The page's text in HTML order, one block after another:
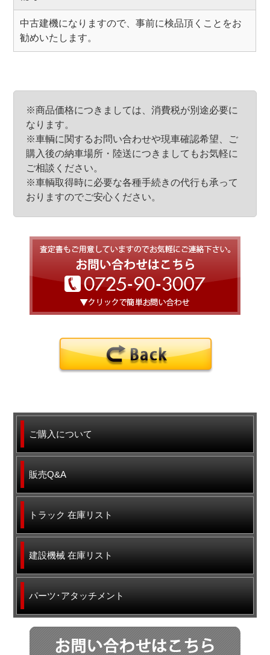
中古建機になりますので、事前に検品頂くことをお
勧めいたします。
※商品価格につきましては、消費税が別途必要に
なります。
※車輌に関するお問い合わせや現車確認希望、ご
購入後の納車場所・陸送につきましてもお気軽に
ご相談ください。
※車輌取得時に必要な各種手続きの代行も承って
おりますのでご安心ください。
ご購入について
販売Q&A
トラック 在庫リスト
建設機械 在庫リスト
パーツ･アタッチメント